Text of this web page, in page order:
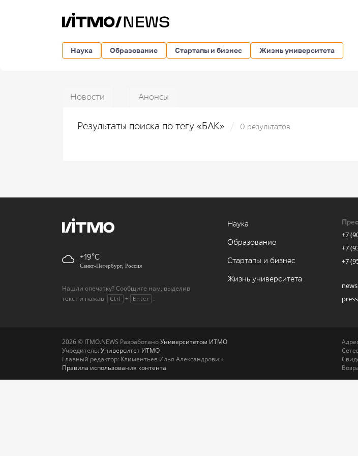
Наука Образование Стартапы и бизнес Жизнь университета
Новости Анонсы
Результаты поиска по тегу «БАК» 0 результатов
+19
Санкт-Петербург, Россия
Нашли опечатку? Сообщите нам, выделив
текст и нажав
Ctrl + Enter .
Наука
Образование
Стартапы и бизнес
Жизнь университета
+7
+7
+7
2026 © ITMO.NEWS РазработаноУниверситетом ИТМО
Учредитель: Университет ИТМО
Главный редактор: Климентьев Илья Александрович
Правила использования контента